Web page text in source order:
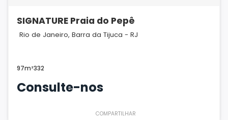
SIGNATURE Praia do Pepê
Rio de Janeiro, Barra da Tijuca - RJ
97m²332
Consulte-nos
COMPARTILHAR